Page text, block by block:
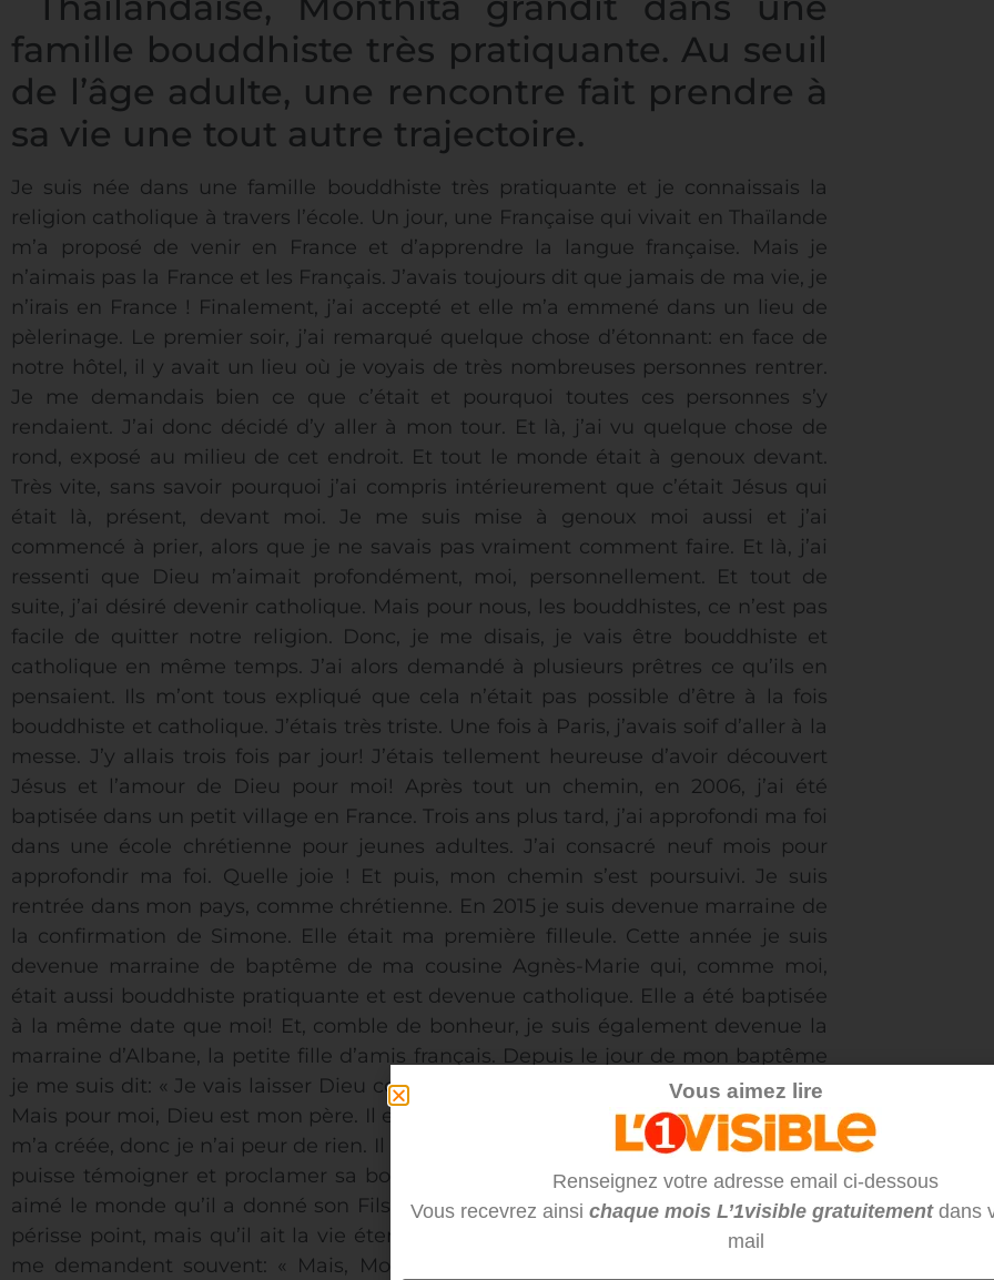
famille bouddhiste très pratiquante. Au seuil
de l’âge adulte, une rencontre fait prendre à
sa vie une tout autre trajectoire.
Je suis née dans une famille bouddhiste très pratiquante et je connaissais la
religion catholique à travers l’école. Un jour, une Française qui vivait en Thaïlande
m’a proposé de venir en France et d’apprendre la langue française. Mais je
n’aimais pas la France et les Français. J’avais toujours dit que jamais de ma vie, je
n’irais en France ! Finalement, j’ai accepté et elle m’a emmené dans un lieu de
pèlerinage. Le premier soir, j’ai remarqué quelque chose d’étonnant: en face de
notre hôtel, il y avait un lieu où je voyais de très nombreuses personnes rentrer.
Je me demandais bien ce que c’était et pourquoi toutes ces personnes s’y
rendaient. J’ai donc décidé d’y aller à mon tour. Et là, j’ai vu quelque chose de
rond, exposé au milieu de cet endroit. Et tout le monde était à genoux devant.
Très vite, sans savoir pourquoi j’ai compris intérieurement que c’était Jésus qui
était là, présent, devant moi. Je me suis mise à genoux moi aussi et j’ai
commencé à prier, alors que je ne savais pas vraiment comment faire. Et là, j’ai
ressenti que Dieu m’aimait profondément, moi, personnellement. Et tout de
suite, j’ai désiré devenir catholique. Mais pour nous, les bouddhistes, ce n’est pas
facile de quitter notre religion. Donc, je me disais, je vais être bouddhiste et
catholique en même temps. J’ai alors demandé à plusieurs prêtres ce qu’ils en
pensaient. Ils m’ont tous expliqué que cela n’était pas possible d’être à la fois
bouddhiste et catholique. J’étais très triste. Une fois à Paris, j’avais soif d’aller à la
messe. J’y allais trois fois par jour! J’étais tellement heureuse d’avoir découvert
Jésus et l’amour de Dieu pour moi! Après tout un chemin, en 2006, j’ai été
baptisée dans un petit village en France. Trois ans plus tard, j’ai approfondi ma foi
dans une école chrétienne pour jeunes adultes. J’ai consacré neuf mois pour
approfondir ma foi. Quelle joie ! Et puis, mon chemin s’est poursuivi. Je suis
rentrée dans mon pays, comme chrétienne. En 2015 je suis devenue marraine de
la confirmation de Simone. Elle était ma première filleule. Cette année je suis
devenue marraine de baptême de ma cousine Agnès-Marie qui, comme moi,
était aussi bouddhiste pratiquante et est devenue catholique. Elle a été baptisée
à la même date que moi! Et, comble de bonheur, je suis également devenue la
marraine d’Albane, la petite fille d’amis français. Depuis le jour de mon baptême
je me suis dit: « Je vais laisser Dieu conduire ma vie. » Parfois, ce n’est pas facile.
Mais pour moi, Dieu est mon père. Il est celui qui sait tout de ma vie. C’est lui qui
m’a créée, donc je n’ai peur de rien. Il m’a choisie pour être chrétienne afin que je
puisse témoigner et proclamer sa bonne nouvelle aux autres! « Car Dieu a tant
aimé le monde qu’il a donné son Fils unique, afin que quiconque croit en lui ne
périsse point, mais qu’il ait la vie éternelle » (Saint Jean). Mes amis bouddhistes
me demandent souvent: « Mais, Monthita, tu es toujours souriante, comment
Vous aimez lire
Renseignez votre adresse email ci-dessous
Vous recevrez ainsi chaque mois L’1visible gratuitementdans
mail